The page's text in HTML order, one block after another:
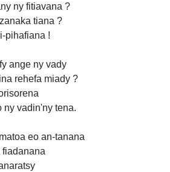
ny fitiavana ?
tiana ?
pihafiana !
ange ny vady
rehefa miady ?
ny vadin'ny tena.
eo an-tanana
fiadanana